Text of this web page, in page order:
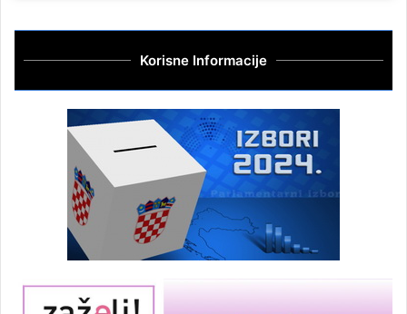
Korisne Informacije